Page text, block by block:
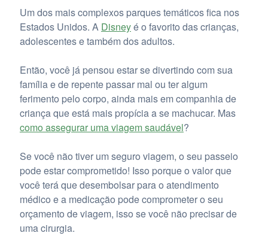
Um dos mais complexos parques temáticos fica nos
Estados Unidos. A Disneyé o favorito das crianças,
adolescentes e também dos adultos.
Então, você já pensou estar se divertindo com sua
família e de repente passar mal ou ter algum
ferimento pelo corpo, ainda mais em companhia de
criança que está mais propícia a se machucar. Mas
como assegurar uma viagem saudável?
Se você não tiver um seguro viagem, o seu passeio
pode estar comprometido! Isso porque o valor que
você terá que desembolsar para o atendimento
médico e a medicação pode comprometer o seu
orçamento de viagem, isso se você não precisar de
uma cirurgia.